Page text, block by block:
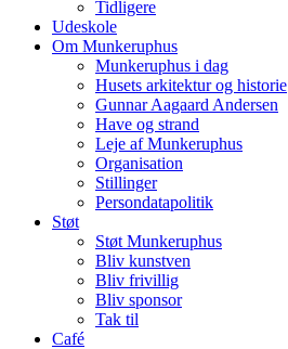
Tidligere
Udeskole
Om Munkeruphus
Munkeruphus i dag
Husets arkitektur og historie
Gunnar Aagaard Andersen
Have og strand
Leje af Munkeruphus
Organisation
Stillinger
Persondatapolitik
Støt
Støt Munkeruphus
Bliv kunstven
Bliv frivillig
Bliv sponsor
Tak til
Café